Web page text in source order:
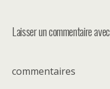
Laisser un commentaire
commentaires